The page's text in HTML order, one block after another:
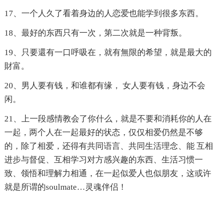
17、一个人久了看着身边的人恋爱也能学到很多东西。
18、最好的东西只有一次，第二次就是一种背叛。
19、只要還有一口呼吸在，就有無限的希望，就是最大的
財富。
20、男人要有钱，和谁都有缘， 女人要有钱，身边不会
闲。
21、上一段感情教会了你什么，就是不要和消耗你的人在
一起，两个人在一起最好的状态，仅仅相爱仍然是不够
的，除了相爱，还得有共同语言、共同生活理念、能 互相
进步与督促、互相学习对方感兴趣的东西、生活习惯一
致、领悟和理解力相通，在一起似爱人也似朋友，这或许
就是所谓的soulmate…灵魂伴侣！